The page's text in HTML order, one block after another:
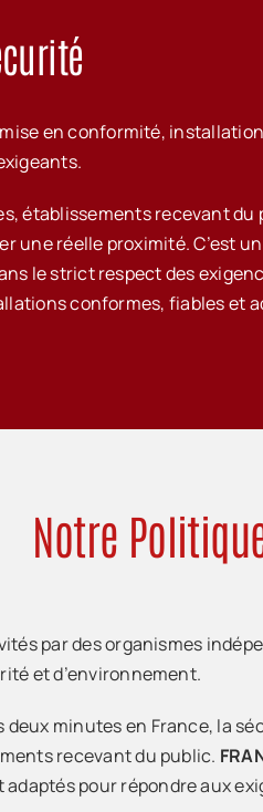
en conformité,
établissements recevant
une réelle proximité. C’est
le strict respect des
conformes, fiables et
Notre
par des organismes
et d’environnement.
minutes en France, la
recevant du public.
pour répondre aux